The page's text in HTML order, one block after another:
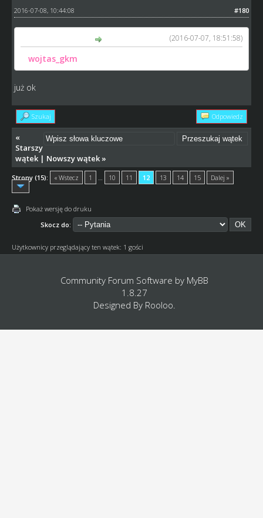
#180
2016-07-08, 10:44:08
(2016-07-07, 18:51:58)
wojtas_gkm
już ok
Szukaj Odpowiedz
«
Starszy
wątek| Nowszy wątek»
Strony (15): « Wstecz 1 10 11 12 13 14 15 Dalej »
Pokaż wersję do druku
Skocz do:
Użytkownicy przeglądający ten wątek: 1 gości
Community Forum Software by MyBB
1.8.27
Designed By Rooloo